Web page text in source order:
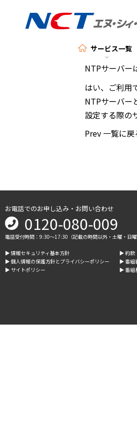
サービス一覧
NTPサーバー
はい、ご利用
NTPサーバー
設定する際の
Prev 一覧に戻
お電話でのお申し込み・お問い合わせ
0120-080-009
電話受付時間：9:30～17:30（記載の時間以外・土曜・日
▶︎ 情報セキュリティ基本方針
▶︎ 個人情報の保護方針とプライバシーポリシー
▶︎ サイトポリシー
▶︎ 約款
▶︎ 番組
▶︎ 番組